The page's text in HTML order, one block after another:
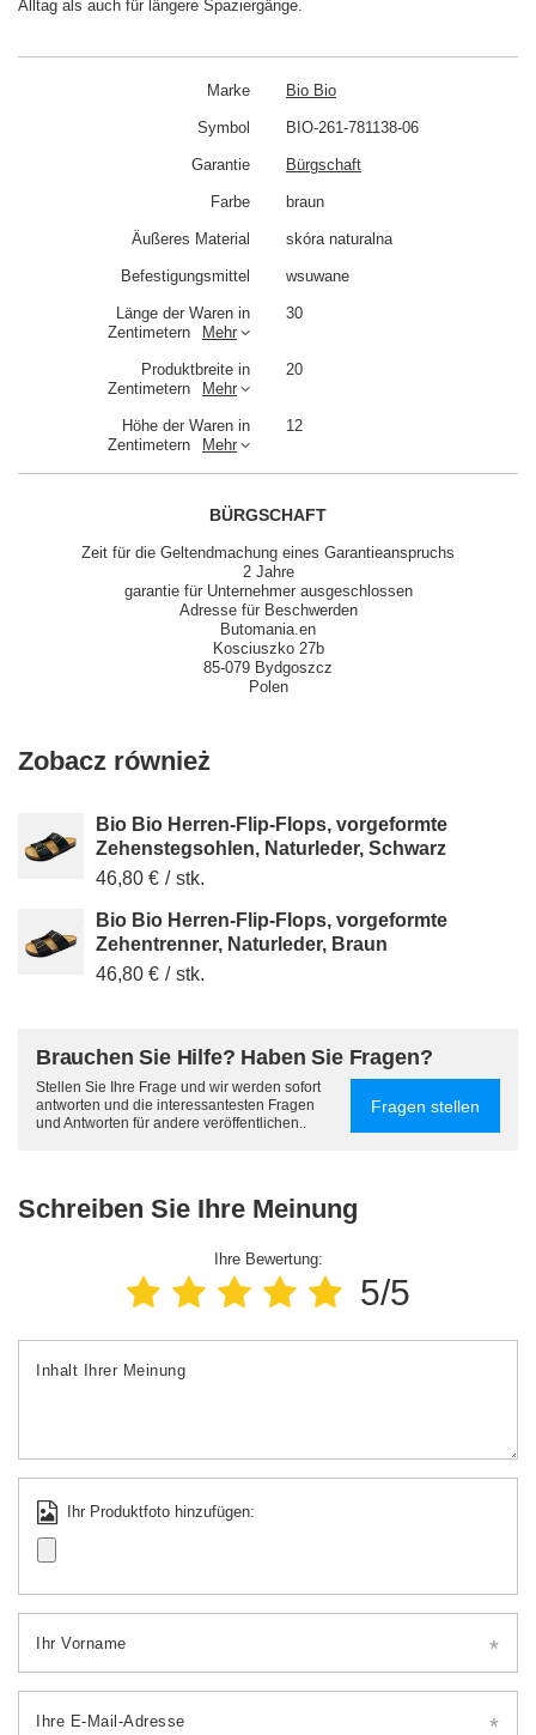
Alltag als auch für längere Spaziergänge.
Marke Bio Bio
Symbol BIO-261-781138-06
Garantie Bürgschaft
Farbe braun
Äußeres Material skóra naturalna
Befestigungsmittel wsuwane
Länge der Waren in
Zentimetern
Mehr
30
Produktbreite in
Zentimetern
Mehr
20
Höhe der Waren in
Zentimetern
Mehr
12
BÜRGSCHAFT
Zeit für die Geltendmachung eines Garantieanspruchs
2 Jahre
garantie für Unternehmer ausgeschlossen
Adresse für Beschwerden
Butomania.en
Kosciuszko 27b
85-079 Bydgoszcz
Polen
Zobacz również
Bio Bio Herren-Flip-Flops, vorgeformte
Zehenstegsohlen, Naturleder, Schwarz
46,80 € / stk.
Bio Bio Herren-Flip-Flops, vorgeformte
Zehentrenner, Naturleder, Braun
46,80 € / stk.
Brauchen Sie Hilfe? Haben Sie Fragen?
Stellen Sie Ihre Frage und wir werden sofort
antworten und die interessantesten Fragen
und Antworten für andere veröffentlichen..
Fragen stellen
Schreiben Sie Ihre Meinung
Ihre Bewertung:
5/5
Inhalt Ihrer Meinung
Ihr Produktfoto hinzufügen:
Ihr Vorname
Ihre E-Mail-Adresse